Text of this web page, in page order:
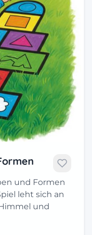
und Formen
leht sich an
und